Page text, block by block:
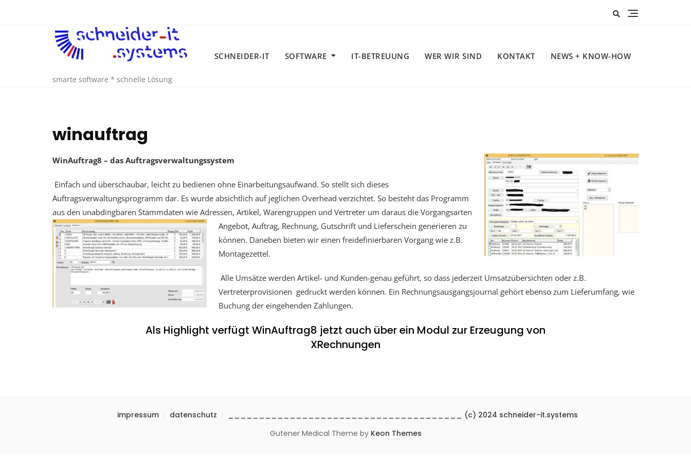
smarte software * schnelle Lösung
SCHNEIDER-IT SOFTWARE IT-BETREUUNG WER WIR SIND KONTAKT NEWS + KNOW-HOW
winauftrag
WinAuftrag8 – das Auftragsverwaltungssystem
Einfach und überschaubar, leicht zu bedienen ohne Einarbeitungsaufwand. So stellt sich dieses
Auftragsverwaltungsprogramm dar. Es wurde absichtlich auf jeglichen Overhead verzichtet. So besteht das Programm
aus den unabdingbaren Stammdaten wie Adressen, Artikel, Warengruppen und Vertreter um daraus die Vorgangsarten
Angebot, Auftrag, Rechnung, Gutschrift und Lieferschein generieren zu
können. Daneben bieten wir einen freidefinierbaren Vorgang wie z.B.
Montagezettel.
Alle Umsätze werden Artikel-und Kunden-genau geführt, so dass jederzeit Umsatzübersichten oder z.B.
Vertreterprovisionen gedruckt werden können. Ein Rechnungsausgangsjournal gehört ebenso zum Lieferumfang, wie
Buchung der eingehenden Zahlungen.
Als Highlight verfügt WinAuftrag8 jetzt auch über ein Modul zur Erzeugung von
XRechnungen
impressum datenschutz
______________________________________ (c) 2024 schneider-it.systems
Gutener Medical Theme by Keon Themes